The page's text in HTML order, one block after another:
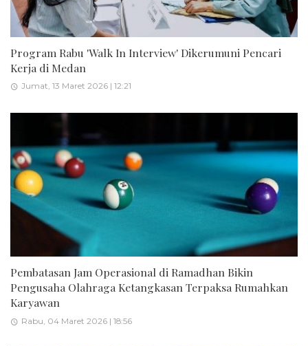
Program Rabu 'Walk In Interview' Dikerumuni Pencari
Kerja di Medan
Jumat, 13 Maret 2026 | 12:21
Pembatasan Jam Operasional di Ramadhan Bikin
Pengusaha Olahraga Ketangkasan Terpaksa Rumahkan
Karyawan
Rabu, 04 Maret 2026 | 18:56